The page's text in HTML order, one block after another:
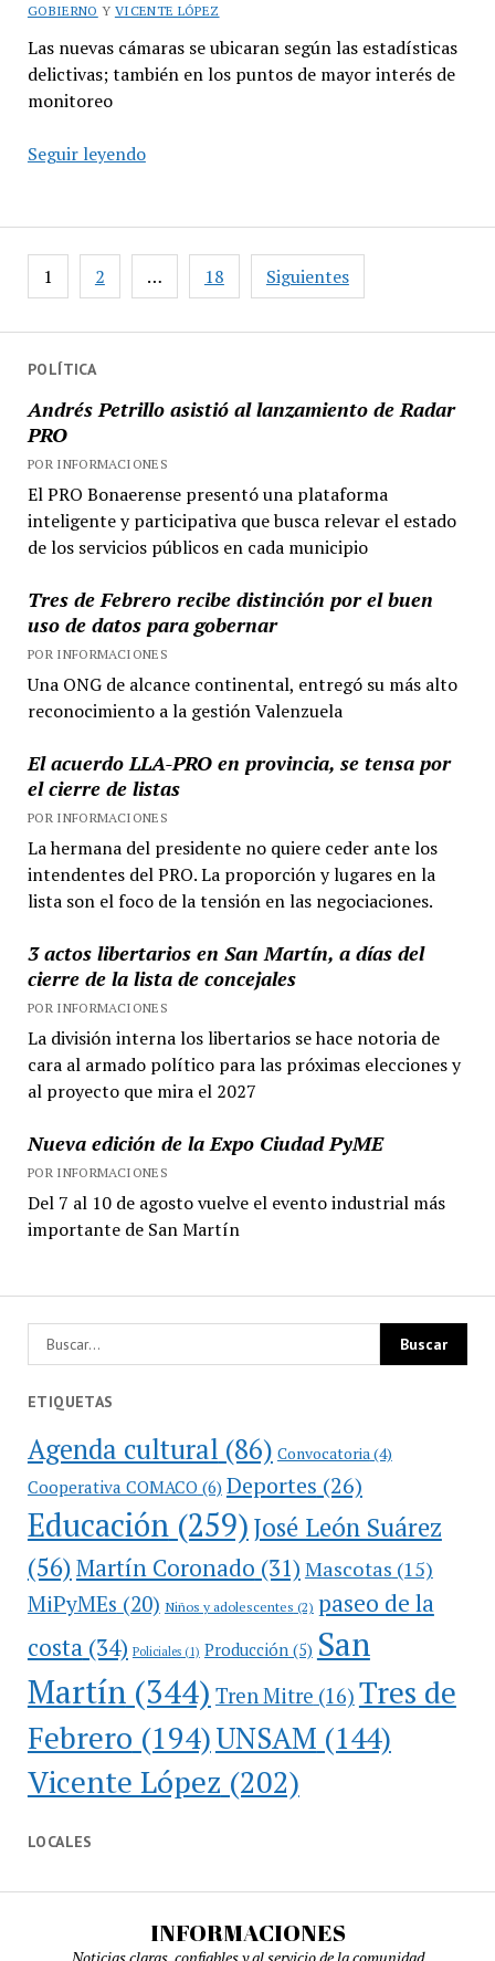
POLÍTICA
Andrés Petrillo asistió al lanzamiento de Radar
PRO
POR INFORMACIONES
El PRO Bonaerense presentó una plataforma
inteligente y participativa que busca relevar el estado
de los servicios públicos en cada municipio
Tres de Febrero recibe distinción por el buen
uso de datos para gobernar
POR INFORMACIONES
Una ONG de alcance continental, entregó su más alto
reconocimiento a la gestión Valenzuela
El acuerdo LLA-PRO en provincia, se tensa por
el cierre de listas
POR INFORMACIONES
La hermana del presidente no quiere ceder ante los
intendentes del PRO. La proporción y lugares en la
lista son el foco de la tensión en las negociaciones.
3 actos libertarios en San Martín, a días del
cierre de la lista de concejales
POR INFORMACIONES
La división interna los libertarios se hace notoria de
cara al armado político para las próximas elecciones y
al proyecto que mira el 2027
Nueva edición de la Expo Ciudad PyME
POR INFORMACIONES
Del 7 al 10 de agosto vuelve el evento industrial más
importante de San Martín
GOBIERNO Y VICENTE LÓPEZ
Las nuevas cámaras se ubicaran según las estadísticas
delictivas; también en los puntos de mayor interés de
monitoreo
Seguir leyendoVicente
150
cámaras
de
Paginación
de
1 2 … 18 Siguientes
ETIQUETAS
Agenda cultural (86) Convocatoria (4)
Cooperativa COMACO(6) Deportes (26)
Educación(259)José León Suárez
(56)Martín Coronado (31) Mascotas (15)
MiPyMEs (20) Niños y adolescentes (2) paseo de la
costa(34) Policiales(1) Producción(5) San
Martín(344) Tren Mitre (16) Tres de
Febrero (194)UNSAM (144)
Vicente López (202)
LOCALES
INFORMACIONES